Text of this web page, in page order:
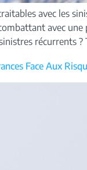
avec les
avec
récurrents
Face Aux